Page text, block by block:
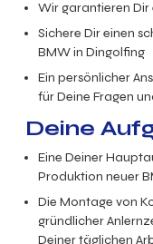
Wir garantieren
Sichere Dir einen
BMW in Dingolfing
Ein persönlicher
für Deine Fragen
Deine
Eine Deiner
Produktion neuer
Die Montage von
gründlicher
Deiner täglichen